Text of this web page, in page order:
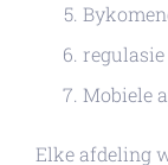
regulasie
Mobiele
Elke afdeling